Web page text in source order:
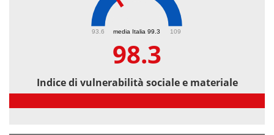
media Italia 99.3
93.6 109
98.3
Indice di vulnerabilità sociale e materiale